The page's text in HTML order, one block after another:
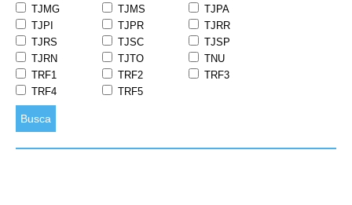
TJMG
TJMS
TJPA
TJPI
TJPR
TJRR
TJRS
TJSC
TJSP
TJRN
TJTO
TNU
TRF1
TRF2
TRF3
TRF4
TRF5
Busca